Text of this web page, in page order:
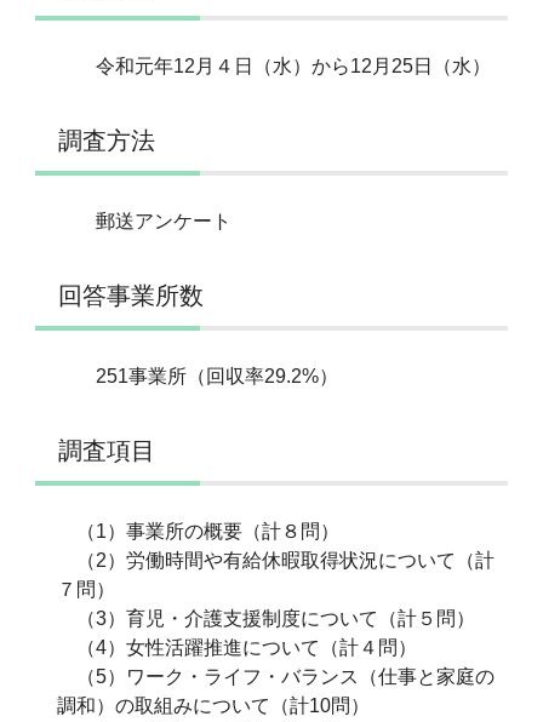
令和元年12月４日（水）から12月25日（水）
調査方法
郵送アンケート
回答事業所数
251事業所（回収率29.2%）
調査項目
（1）事業所の概要（計８問）
（2）労働時間や有給休暇取得状況について（計
７問）
（3）育児・介護支援制度について（計５問）
（4）女性活躍推進について（計４問）
（5）ワーク・ライフ・バランス（仕事と家庭の
調和）の取組みについて（計10問）